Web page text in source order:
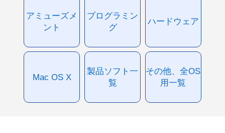
アミューズメ
ント
プログラミン
グ
ハードウェア
Mac OS X
製品ソフト一
覧
その他、全OS
用一覧